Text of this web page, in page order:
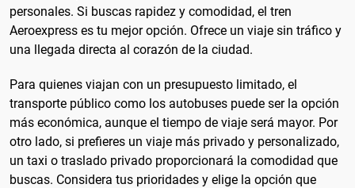
personales. Si buscas rapidez y comodidad, el tren
Aeroexpress es tu mejor opción. Ofrece un viaje sin tráfico y
una llegada directa al corazón de la ciudad.
Para quienes viajan con un presupuesto limitado, el
transporte público como los autobuses puede ser la opción
más económica, aunque el tiempo de viaje será mayor. Por
otro lado, si prefieres un viaje más privado y personalizado,
un taxi o traslado privado proporcionará la comodidad que
buscas. Considera tus prioridades y elige la opción que